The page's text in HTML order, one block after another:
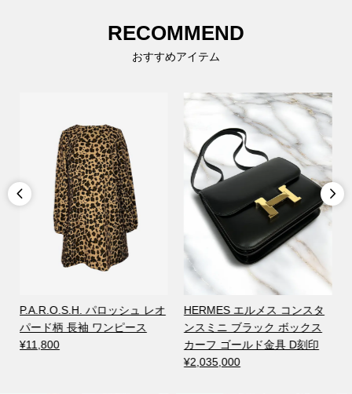
RECOMMEND
おすすめアイテム

P.A.R.O.S.H. パロッシュ レオ
パード柄 長袖 ワンピース
¥11,800
HERMES エルメス コンスタ
ンスミニ ブラック ボックス
カーフ ゴールド金具 D刻印
¥2,035,000
